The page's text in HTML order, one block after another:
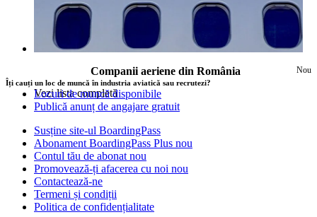
Nou
Companii aeriene din România
Vezi lista completă
Îți cauți un loc de muncă în industria aviatică sau recrutezi?
Locuri de muncă disponibile
Publică anunț de angajare gratuit
Susține site-ul BoardingPass
Abonament BoardingPass Plus nou
Contul tău de abonat nou
Promovează-ți afacerea cu noi nou
Contactează-ne
Termeni și condiții
Politica de confidențialitate